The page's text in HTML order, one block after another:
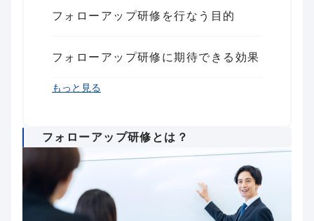
フォローアップ研修を行なう目的
フォローアップ研修に期待できる効果
フォローアップ研修のカリキュラム例
フォローアップ研修が組み込まれた研
まとめ
もっと見る
フォローアップ研修とは？